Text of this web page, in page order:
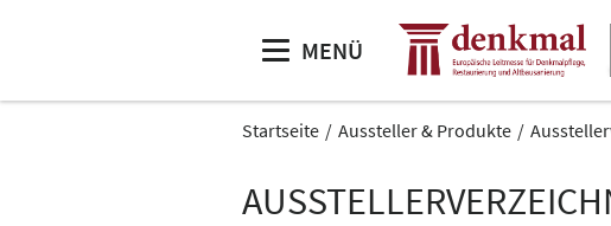
MENÜ
Startseite Aussteller & Produkte